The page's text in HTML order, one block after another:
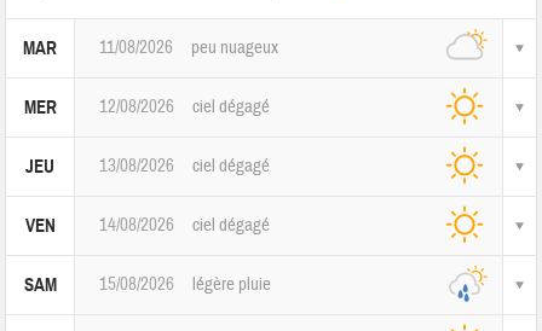
MAR 11/08/2026 peu nuageux
MER 12/08/2026 ciel dégagé
JEU 13/08/2026 ciel dégagé
VEN 14/08/2026 ciel dégagé
SAM 15/08/2026 légère pluie